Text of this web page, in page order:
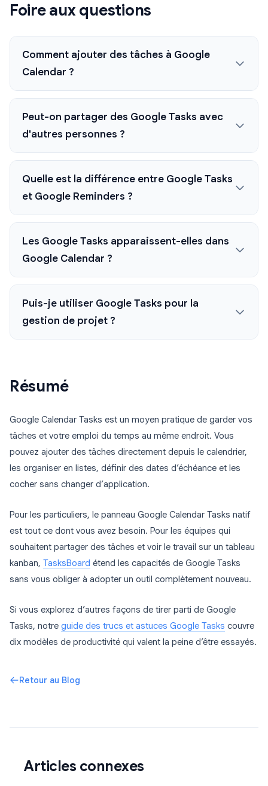
Foire aux questions
Comment ajouter des tâches à Google
Calendar ?
Peut-on partager des Google Tasks avec
d'autres personnes ?
Quelle est la différence entre Google Tasks
et Google Reminders ?
Les Google Tasks apparaissent-elles dans
Google Calendar ?
Puis-je utiliser Google Tasks pour la
gestion de projet ?
Résumé
Google Calendar Tasks est un moyen pratique de garder vos
tâches et votre emploi du temps au même endroit. Vous
pouvez ajouter des tâches directement depuis le calendrier,
les organiser en listes, définir des dates d’échéance et les
cocher sans changer d’application.
Pour les particuliers, le panneau Google Calendar Tasks natif
est tout ce dont vous avez besoin. Pour les équipes qui
souhaitent partager des tâches et voir le travail sur un tableau
kanban, TasksBoard étend les capacités de Google Tasks
sans vous obliger à adopter un outil complètement nouveau.
Si vous explorez d’autres façons de tirer parti de Google
Tasks, notre guide des trucs et astuces Google Tasks couvre
dix modèles de productivité qui valent la peine d’être essayés.
Retour au Blog
Articles connexes